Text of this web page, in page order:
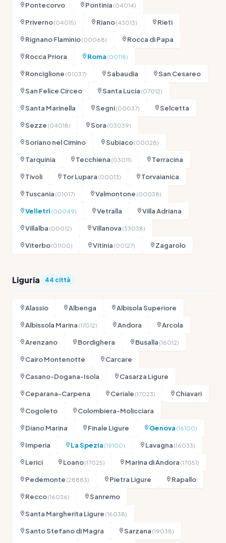
Pontecorvo
Pontinia (04014)
Priverno(04015) Riano(43013)
Rieti
Rignano Flaminio(00068)
Rocca di Papa
Rocca Priora
Roma (00118)
Ronciglione (01037) Sabaudia
San Cesareo
San Felice Circeo
Santa Lucia (07012)
Santa Marinella Segni(00037)
Selcetta
Sezze (04018) Sora (03039)
Soriano nel Cimino Subiaco(00028)
Tarquinia Tecchiena (03011)
Terracina
Tivoli
Tor Lupara (00013)
Torvaianica
Tuscania (01017) Valmontone (00038)
Velletri (00049) Vetralla
Villa Adriana
Villalba (00012) Villanova (33038)
Viterbo(01100) Vitinia (00127) Zagarolo
Liguria 44 città
Alassio Albenga
Albisola Superiore
Albissola Marina (17012) Andora
Arcola
Arenzano
Bordighera Busalla (16012)
Cairo Montenotte
Carcare
Casano-Dogana-Isola
Casarza Ligure
Ceparana-Carpena
Ceriale (17023)
Chiavari
Cogoleto
Colombiera-Molicciara
Diano Marina
Finale Ligure Genova (16100)
Imperia La Spezia (19100) Lavagna (16033)
Lerici Loano(17025) Marina di Andora (17051)
Pedemonte (28883) Pietra Ligure
Rapallo
Recco(16036)
Sanremo
Santa Margherita Ligure (16038)
Santo Stefano di Magra Sarzana (19038)